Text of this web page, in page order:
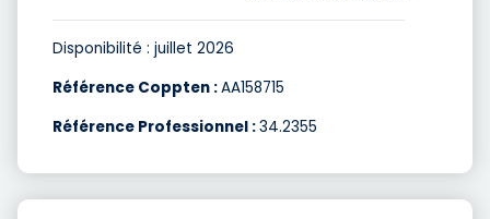
Disponibilité : juillet 2026
Référence Coppten :AA158715
Référence Professionnel :34.2355